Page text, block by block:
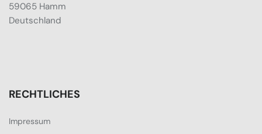
59065 Hamm
Deutschland
RECHTLICHES
Impressum